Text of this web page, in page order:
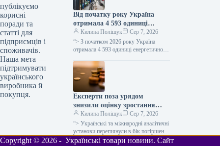
публікуємо
корисні
поради та
статті для
підприємців і
споживачів.
Наша мета —
підтримувати
українського
виробника й
покупця.
Від початку року Україна
отримала 4 593 одиниці
енергетичного обладнання, ще
1 206 очікується.
Килина Поліщук
Сер 7, 2026
“> З початком 2026 року Україна
отримала 4 593 одиниці енергетичного
трансформатори, блочно-модульні
котельні (БМК), когенераційні
установки…
Експерти поза урядом
знизили оцінку зростання
української економіки на 2026
рік з 2,4% до 1,1% через
затяжну війну.
Килина Поліщук
Сер 7, 2026
“> Українські та міжнародні аналітичні
установи переглянули в бік погіршення
прогноз щодо збільшення реального
Copyright © 2026 - Українські товари новини. Сайт